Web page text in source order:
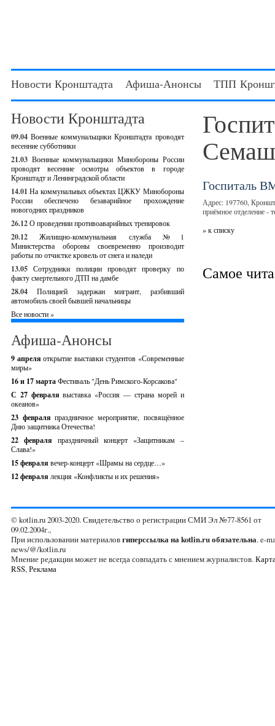
Новости Кронштадта Афиша-Анонсы ТПП
Новости Кронштадта
09.04 Военные коммунальщики Кронштадта проводят
весенние субботники
21.03 Военные коммунальщики Минобороны России
проводят весенние осмотры объектов в городе
Кронштадт и Ленинградской области
14.01 На коммунальных объектах ЦЖКУ Минобороны
России обеспечено безаварийное прохождение
новогодних праздников
26.12О проведении противоаварийных тренировок
20.12
Жилищно-коммунальная служба №1
Министерства обороны своевременно производит
работы по отчистке кровель от снега и наледи
13.05 Сотрудники полиции проводят проверку по
факту смертельного ДТП на дамбе
28.04
Полицией задержан мигрант, разбивший
автомобиль своей бывшей начальницы
Все новости »
Афиша-Анонсы
9 апреляоткрытие выставки студентов «Современные
миры»
16 и 17 мартаФестиваль "День Римского-Корсакова"
С 27 февралявыставка «Россия — страна морей и
океанов»
23 февраляпраздничное мероприятие, посвящённое
Дню защитника Отечества!
22 февраля праздничный концерт «Защитникам –
Слава!»
15 февраля вечер-концерт «Шрамы на сердце…»
12 февраля лекция «Конфликты и их решения»
Госпиталь
Адрес: 197760,
приёмное отделение -
» к списку
Самое
© kotlin.ru 2003-2020. Свидетельство о регистрации СМИ Эл №77-8561 от
09.02.2004г.,
При использовании материаловгиперссылка на kotlin.ru обязательна. e-
news/@/kotlin.ru
Мнение редакции может не всегда совпадать с мнением журналистов.
RSS,Реклама